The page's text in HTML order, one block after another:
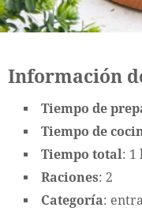
Información
Tiempo de
Tiempo de
Tiempo total: 1
Raciones: 2
Categoría: